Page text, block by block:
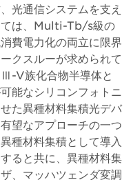
光通信システムを支え
ては、Multi-Tb/s級の
費電力化の両立に限界
クスルーが求められて
V族化合物半導体と
能なシリコンフォトニ
た異種材料集積光デバ
望なアプローチの一つ
種材料集積として導入
ると共に、異種材料集
、マッハツェンダ変調